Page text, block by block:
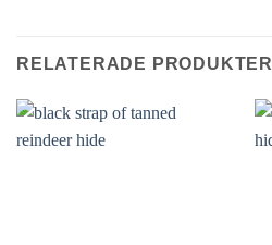
RELATERADE PRODUKTER